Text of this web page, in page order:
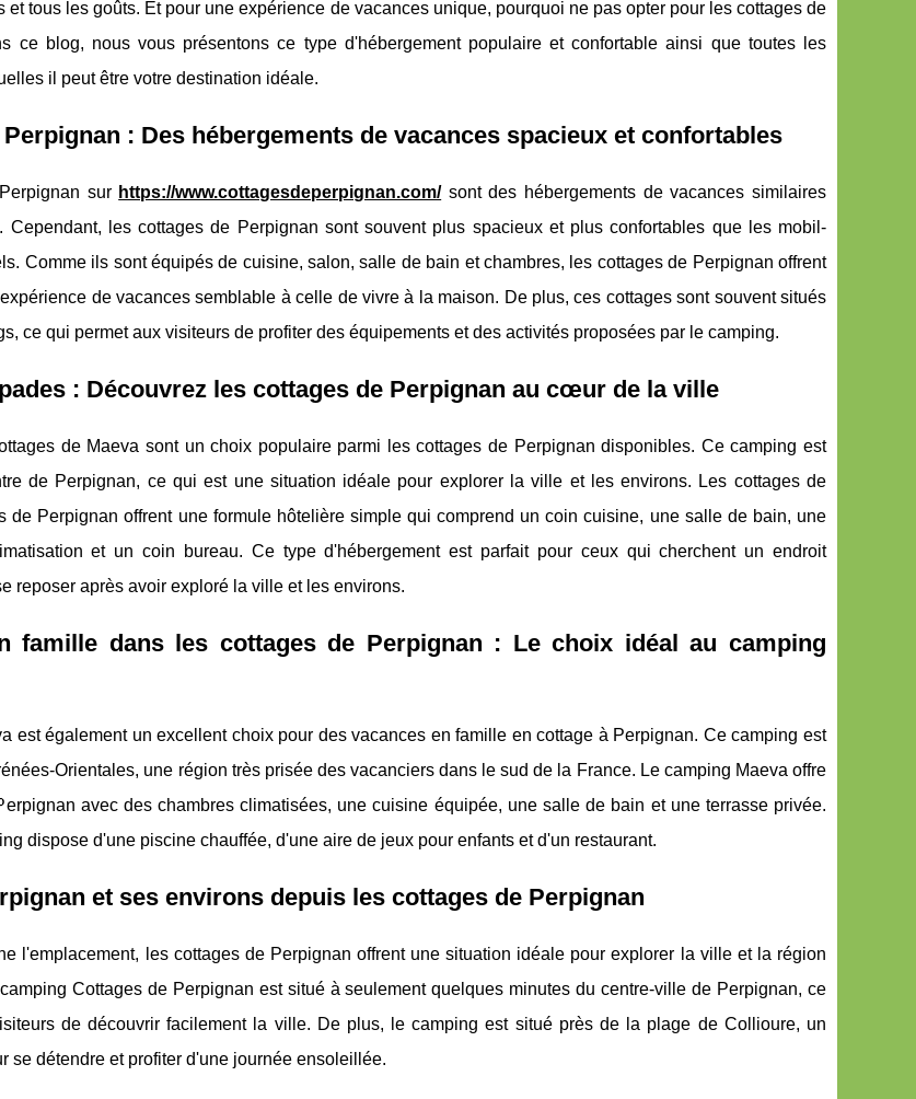
et tous les goûts. Et pour une expérience de vacances unique, pourquoi ne pas opter pour les cottages de
ce blog, nous vous présentons ce type d'hébergement populaire et confortable ainsi que toutes les
il peut être votre destination idéale.
: Des hébergements de vacances spacieux et confortables
sur https://www.cottagesdeperpignan.com/sont des hébergements de vacances similaires
Cependant, les cottages de Perpignan sont souvent plus spacieux et plus confortables que les mobil-
Comme ils sont équipés de cuisine, salon, salle de bain et chambres, les cottages de Perpignan offrent
de vacances semblable à celle de vivre à la maison. De plus, ces cottages sont souvent situés
ce qui permet aux visiteurs de profiter des équipements et des activités proposées par le camping.
: Découvrez les cottages de Perpignan au cœur de la ville
de Maeva sont un choix populaire parmi les cottages de Perpignan disponibles. Ce camping est
de Perpignan, ce qui est une situation idéale pour explorer la ville et les environs. Les cottages de
de Perpignan offrent une formule hôtelière simple qui comprend un coin cuisine, une salle de bain, une
et un coin bureau. Ce type d'hébergement est parfait pour ceux qui cherchent un endroit
reposer après avoir exploré la ville et les environs.
famille dans les cottages de Perpignan : Le choix idéal au camping
est également un excellent choix pour des vacances en famille en cottage à Perpignan. Ce camping est
Orientales, une région très prisée des vacanciers dans le sud de la France. Le camping Maeva offre
avec des chambres climatisées, une cuisine équipée, une salle de bain et une terrasse privée.
dispose d'une piscine chauffée, d'une aire de jeux pour enfants et d'un restaurant.
et ses environs depuis les cottages de Perpignan
l'emplacement, les cottages de Perpignan offrent une situation idéale pour explorer la ville et la région
Cottages de Perpignan est situé à seulement quelques minutes du centre-ville de Perpignan, ce
de découvrir facilement la ville. De plus, le camping est situé près de la plage de Collioure, un
se détendre et profiter d'une journée ensoleillée.